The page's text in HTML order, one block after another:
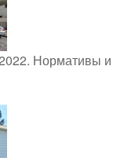
Нормативы и